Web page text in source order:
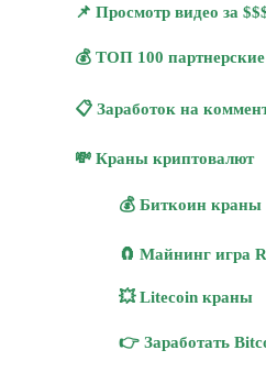
📌 Просмотр видео за
💰 ТОП 100
📋 Заработок на
💸 Краны криптовалют
💰 Биткоин краны
🧲 Майнинг игра
💥 Litecoin краны
👉 Заработать